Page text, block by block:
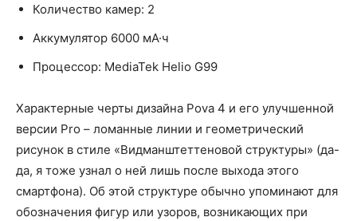
Количество камер: 2
Аккумулятор 6000 мА·ч
Процессор: MediaTek Helio G99
Характерные черты дизайна Pova 4 и его улучшенной
версии Pro – ломанные линии и геометрический
рисунок в стиле «Видманштеттеновой структуры» (да-
да, я тоже узнал о ней лишь после выхода этого
смартфона). Об этой структуре обычно упоминают для
обозначения фигур или узоров, возникающих при